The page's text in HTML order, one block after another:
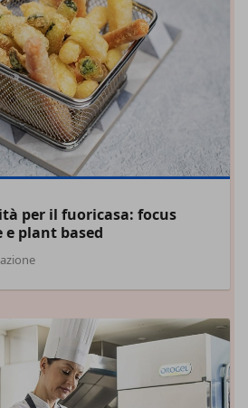
per il fuoricasa: focus
plant based